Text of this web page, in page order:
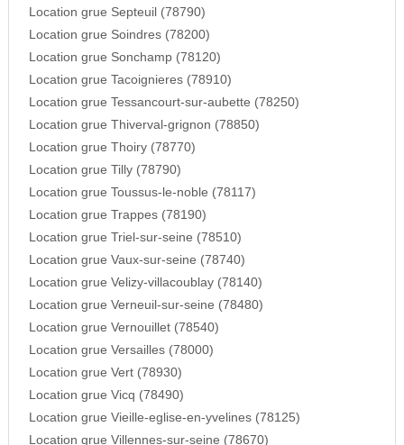
Location grue Septeuil (78790)
Location grue Soindres (78200)
Location grue Sonchamp (78120)
Location grue Tacoignieres (78910)
Location grue Tessancourt-sur-aubette (78250)
Location grue Thiverval-grignon (78850)
Location grue Thoiry (78770)
Location grue Tilly (78790)
Location grue Toussus-le-noble (78117)
Location grue Trappes (78190)
Location grue Triel-sur-seine (78510)
Location grue Vaux-sur-seine (78740)
Location grue Velizy-villacoublay (78140)
Location grue Verneuil-sur-seine (78480)
Location grue Vernouillet (78540)
Location grue Versailles (78000)
Location grue Vert (78930)
Location grue Vicq (78490)
Location grue Vieille-eglise-en-yvelines (78125)
Location grue Villennes-sur-seine (78670)